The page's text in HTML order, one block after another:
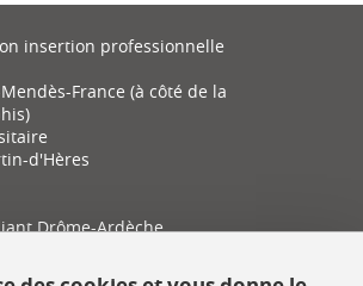
insertion professionnelle
France (à côté de la
d'Hères
Drôme-Ardèche